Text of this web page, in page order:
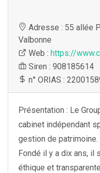
Adresse : 55 allée
Valbonne
Web : https://
Siren : 908185614
n° ORIAS :
Présentation : Le
cabinet indépendant
gestion de patrimoine.
Fondé il y a dix ans, il
éthique et